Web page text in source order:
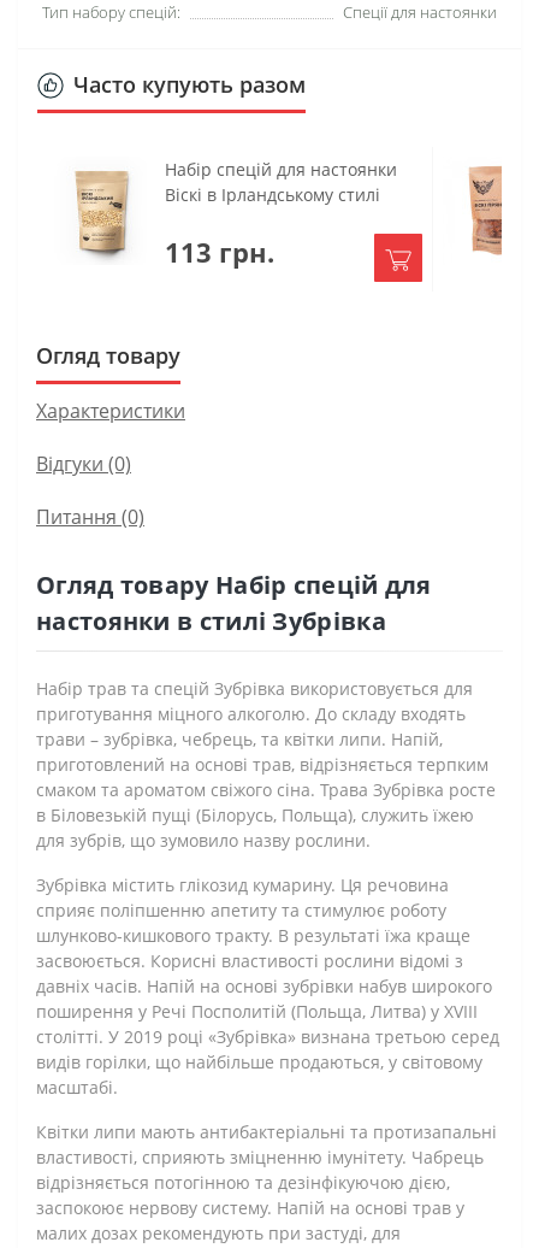
Тип набору спецій: Спеції для настоянки
Часто купують разом
Набір спецій для настоянки
Віскі в Ірландському стилі
113 грн.
Огляд товару
Характеристики
Відгуки (0)
Питання (0)
Огляд товару Набір спецій для
настоянки в стилі Зубрівка
Набір трав та спецій Зубрівка використовується для
приготування міцного алкоголю. До складу входять
трави – зубрівка, чебрець, та квітки липи. Напій,
приготовлений на основі трав, відрізняється терпким
смаком та ароматом свіжого сіна. Трава Зубрівка росте
в Біловезькій пущі (Білорусь, Польща), служить їжею
для зубрів, що зумовило назву рослини.
Зубрівка містить глікозид кумарину. Ця речовина
сприяє поліпшенню апетиту та стимулює роботу
шлунково-кишкового тракту. В результаті їжа краще
засвоюється. Корисні властивості рослини відомі з
давніх часів. Напій на основі зубрівки набув широкого
поширення у Речі Посполитій (Польща, Литва) у XVIII
столітті. У 2019 році «Зубрівка» визнана третьою серед
видів горілки, що найбільше продаються, у світовому
масштабі.
Квітки липи мають антибактеріальні та протизапальні
властивості, сприяють зміцненню імунітету. Чабрець
відрізняється потогінною та дезінфікуючою дією,
заспокоює нервову систему. Напій на основі трав у
малих дозах рекомендують при застуді, для